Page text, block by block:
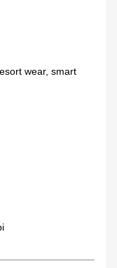
wear, smart